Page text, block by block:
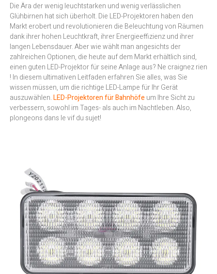
Die Ära der wenig leuchtstarken und wenig verlässlichen
Glühbirnen hat sich überholt. Die LED-Projektoren haben den
Markt erobert und revolutionieren die Beleuchtung von Räumen
dank ihrer hohen Leuchtkraft, ihrer Energieeffizienz und ihrer
langen Lebensdauer. Aber wie wählt man angesichts der
zahlreichen Optionen, die heute auf dem Markt erhältlich sind,
einen guten LED-Projektor für seine Anlage aus? Ne craignez rien
! In diesem ultimativen Leitfaden erfahren Sie alles, was Sie
wissen müssen, um die richtige LED-Lampe für Ihr Gerät
auszuwählen.LED-Projektoren für Bahnhöfe um Ihre Sicht zu
verbessern, sowohl im Tages- als auch im Nachtleben. Also,
plongeons dans le vif du sujet!